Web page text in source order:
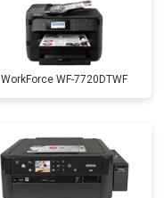
WorkForce WF-7720DTWF